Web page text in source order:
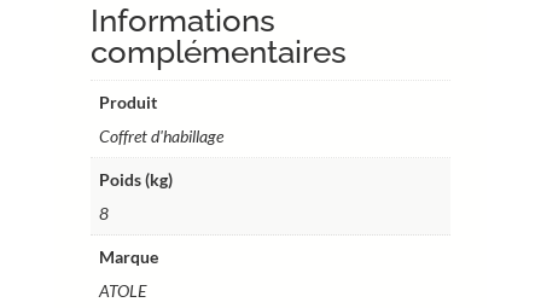
porteInformations
complémentaires
Produit
Coffret d'habillage
Poids (kg)
8
Marque
ATOLE